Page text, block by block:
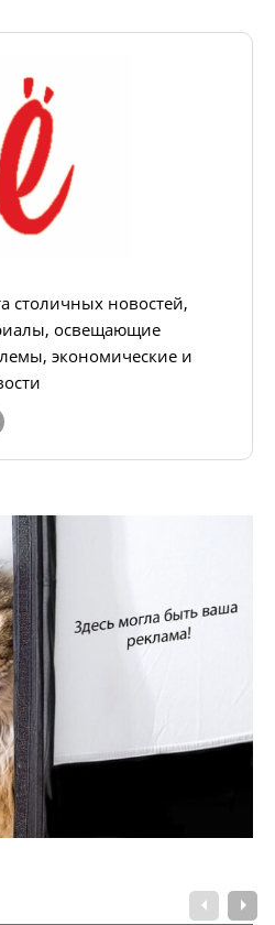
столичных новостей,
освещающие
экономические и